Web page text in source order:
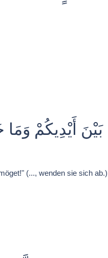
بَيْنَ أَيْدِيكُمْ
(..., wenden sie sich